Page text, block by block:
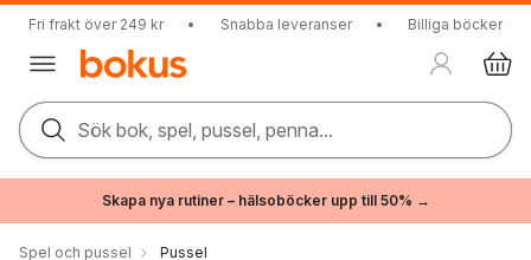
Fri frakt över 249 kr • Snabba leveranser • Billiga böcker
Sök bok, spel, pussel, penna...
Skapa nya rutiner – hälsoböcker upp till 50% →
Spel och pussel Pussel